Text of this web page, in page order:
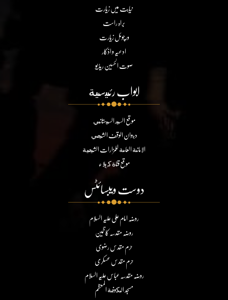
نیابت میں زیارت
براہ راست
ورچوئل زیارت
ادعیہ و اذکار
صوت الحسین ریڈیو
ابواب رئيسية
موقع السيد السيستاني
ديوان الوقف الشيعي
الامانة العامة للمزارات الشيعية
موقع قناة كربلاء
دوست ویبسائٹس
روضہ امام علی علیہ السلام
روضہ مقدسہ کاظمین
حرم مقدس رضوی
حرم مقدس عسکری
روضہ مقدسہ عباس علیہ السلام
مسجد الكوفة المعظم